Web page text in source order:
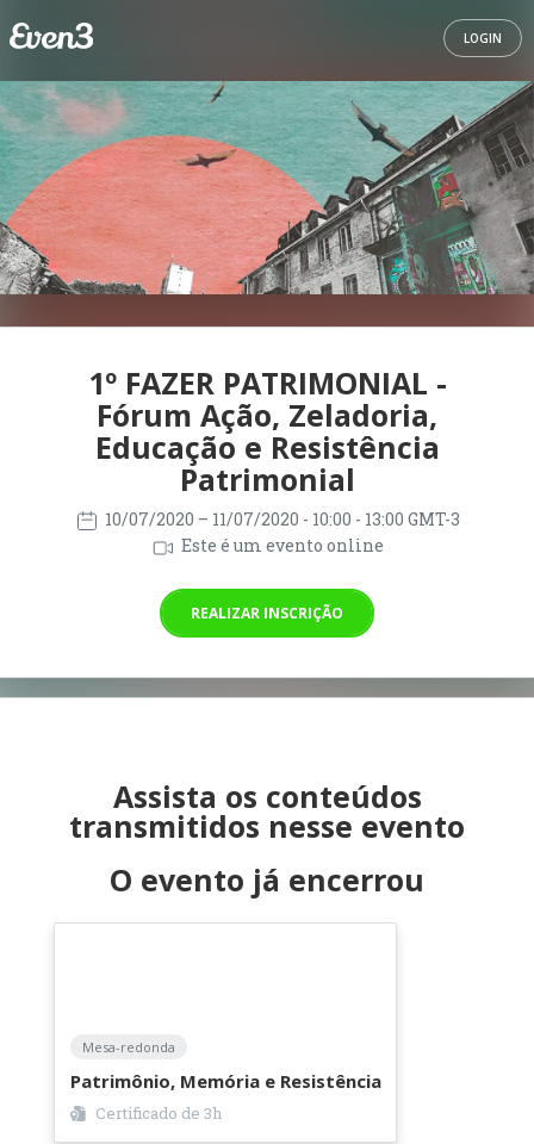
LOGIN
1º FAZER PATRIMONIAL -
Fórum Ação, Zeladoria,
Educação e Resistência
Patrimonial
10/07/2020 – 11/07/2020 - 10:00 - 13:00 GMT-3
Este é um evento online
REALIZAR INSCRIÇÃO
Assista os conteúdos
transmitidos nesse evento
O evento já encerrou
Mesa-redonda
Patrimônio, Memória e Resistência
Certificado de 3h